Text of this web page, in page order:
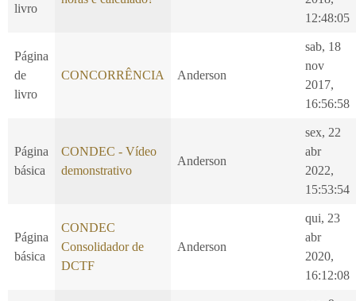
livro
12:48:05
Página
de
livro
CONCORRÊNCIA Anderson
sab, 18
nov
2017,
16:56:58
Página
básica
CONDEC - Vídeo
demonstrativo
Anderson
sex, 22
abr
2022,
15:53:54
Página
básica
CONDEC
Consolidador de
DCTF
Anderson
qui, 23
abr
2020,
16:12:08